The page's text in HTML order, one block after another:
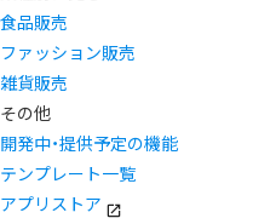
食品販売
ファッション販売
雑貨販売
その他
開発中・提供予定の機能
テンプレート一覧
アプリストア